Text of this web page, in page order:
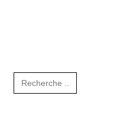
Search
for: